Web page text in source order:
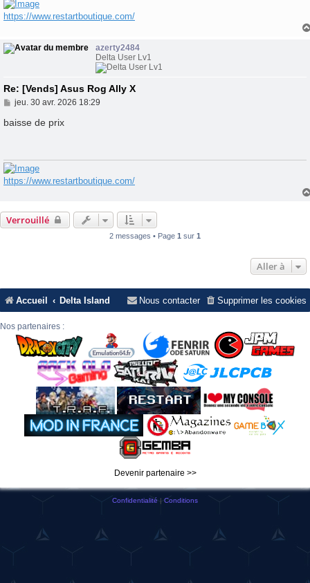
https://www.restartboutique.com/
azerty2484
Delta User Lv1
Re: [Vends] Asus Rog Ally X
M
s
e
jeu. 30 avr. 2026 18:29
baisse de prix
https://www.restartboutique.com/
Verrouillé
2 messages • Page 1 sur 1
Aller à
Accueil Delta Island Supprimer les cookies
Nous contacter
Nos partenaires :
Devenir partenaire >>
Confidentialité | Conditions